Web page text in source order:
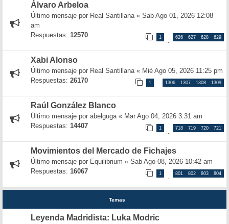
Álvaro Arbeloa
Último mensaje por Real Santillana« Sab Ago 01, 2026 12:08
am
Respuestas: 12570 1
…
626 627 628 629
Xabi Alonso
Último mensaje por Real Santillana« Mié Ago 05, 2026 11:25 pm
Respuestas: 26170 1
…
1306 1307 1308 1309
Raúl González Blanco
Último mensaje por abelguga« Mar Ago 04, 2026 3:31 am
Respuestas: 14407 1
…
718 719 720 721
Movimientos del Mercado de Fichajes
Último mensaje por Equilibrium « Sab Ago 08, 2026 10:42 am
Respuestas: 16067 1
…
801 802 803 804
Temas
Leyenda Madridista: Luka Modric